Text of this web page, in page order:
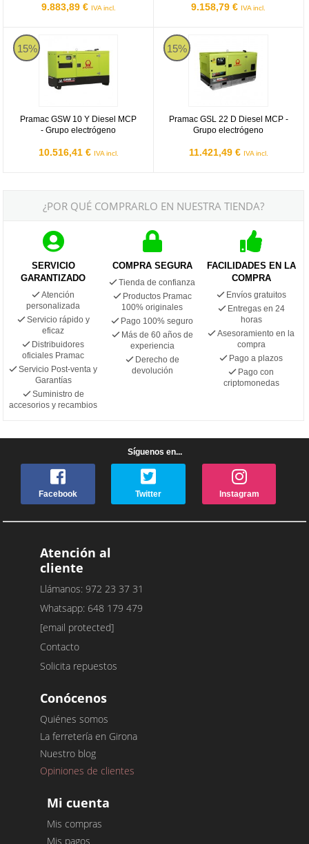
9.883,89 € IVA incl. 9.158,79 € IVA incl.
15%
Pramac GSW 10 Y Diesel MCP
- Grupo electrógeno
10.516,41 € IVA incl.
Pramac GSW 10 Y Diesel MCP - Grupo electrógeno
15%
Pramac GSL 22 D Diesel MCP -
Grupo electrógeno
11.421,49 € IVA incl.
Pramac GSL 22 D Diesel MCP -
¿POR QUÉ COMPRARLO EN NUESTRA TIENDA?
SERVICIO
GARANTIZADO
Atención
personalizada
Servicio rápido y
eficaz
Distribuidores
oficiales Pramac
Servicio Post-venta y
Garantías
Suministro de
accesorios y recambios
COMPRA SEGURA
Tienda de confianza
Productos Pramac
100% originales
Pago 100% seguro
Más de 60 años de
experiencia
Derecho de
devolución
FACILIDADES EN LA
COMPRA
Envíos gratuitos
Entregas en 24
horas
Asesoramiento en la
compra
Pago a plazos
Pago con
criptomonedas
Síguenos en...
Facebook Twitter Instagram
Atención al
cliente
Llámanos: 972 23 37 31
Whatsapp: 648 179 479
[email protected]
Contacto
Solicita repuestos
Conócenos
Quiénes somos
La ferretería en Girona
Nuestro blog
Opiniones de clientes
Mi cuenta
Mis compras
Mis pagos